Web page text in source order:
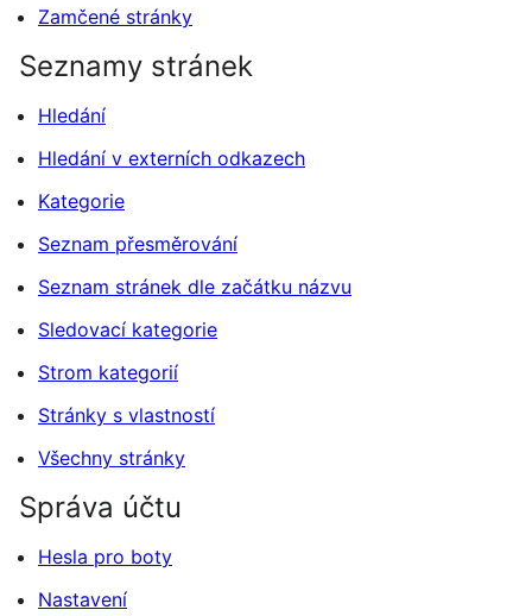
Zamčené stránky
Seznamy stránek
Hledání
Hledání v externích odkazech
Kategorie
Seznam přesměrování
Seznam stránek dle začátku názvu
Sledovací kategorie
Strom kategorií
Stránky s vlastností
Všechny stránky
Správa účtu
Hesla pro boty
Nastavení